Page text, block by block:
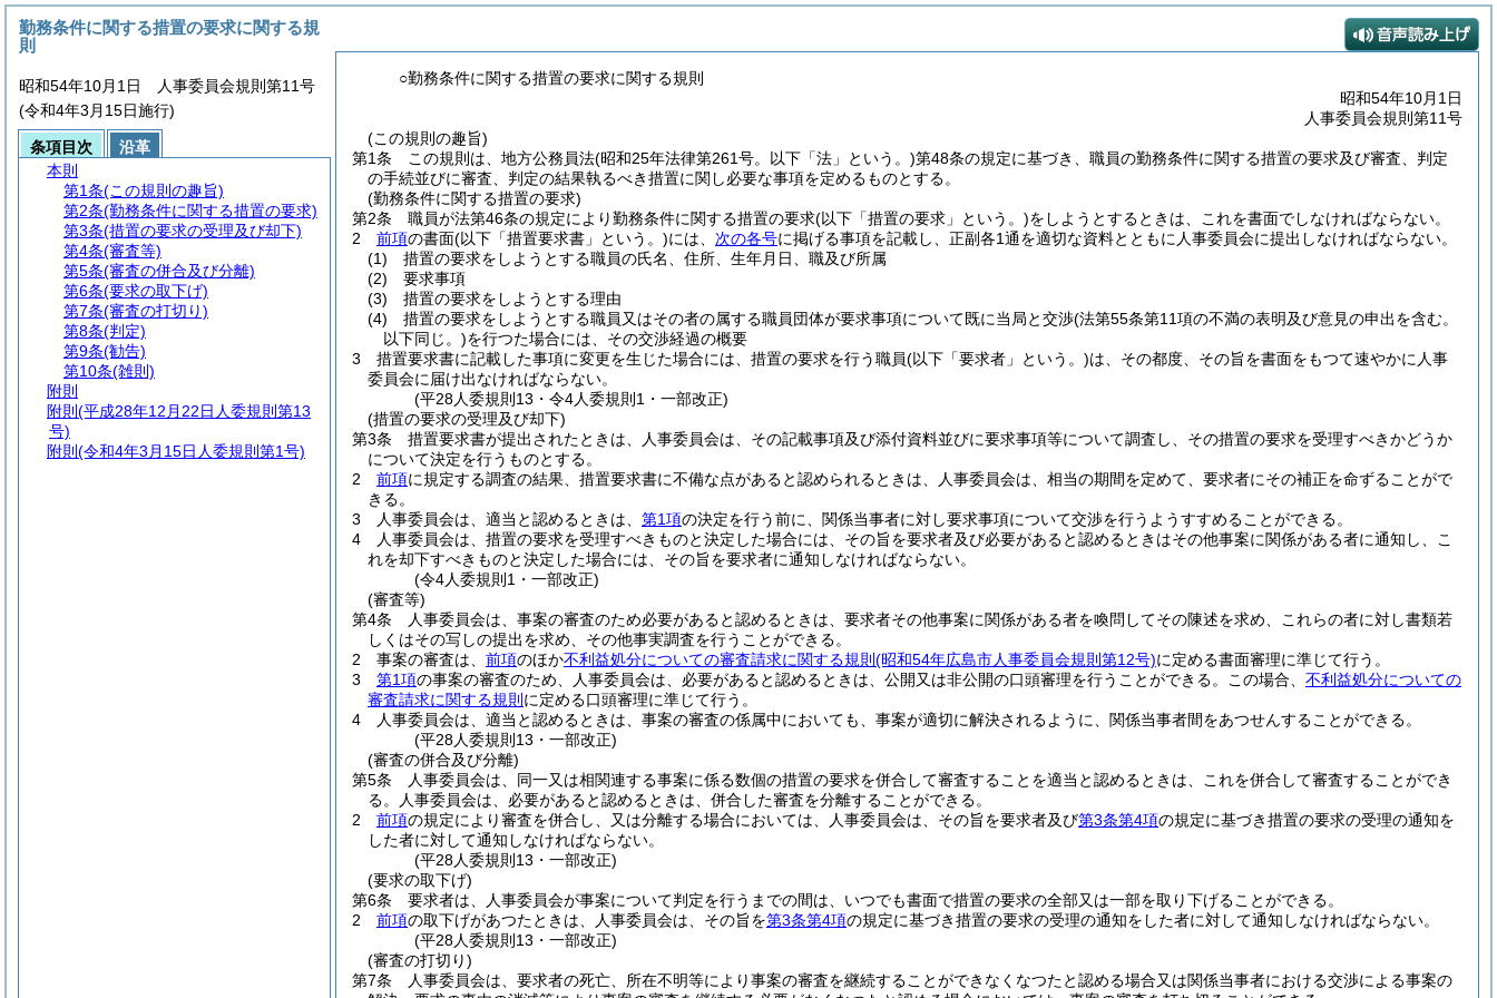
○勤務条件に関する措置の要求に関する規則
昭和54年10月1日
人事委員会規則第11号
(この規則の趣旨)
第1条
この規則は、地方公務員法(昭和25年法律第261号。以下「法」という。)第48条の規定に基づき、職員の勤務条件に関する措置の要求及び審査、判定
の手続並びに審査、判定の結果執るべき措置に関し必要な事項を定めるものとする。
(勤務条件に関する措置の要求)
第2条
職員が法第46条の規定により勤務条件に関する措置の要求(以下「措置の要求」という。)をしようとするときは、これを書面でしなければならない。
2
前項の書面(以下「措置要求書」という。)には、 次の各号に掲げる事項を記載し、正副各1通を適切な資料とともに人事委員会に提出しなければならない。
(1)
措置の要求をしようとする職員の氏名、住所、生年月日、職及び所属
(2)
要求事項
(3)
措置の要求をしようとする理由
(4)
措置の要求をしようとする職員又はその者の属する職員団体が要求事項について既に当局と交渉(法第55条第11項の不満の表明及び意見の申出を含む。
以下同じ。)を行つた場合には、その交渉経過の概要
3
措置要求書に記載した事項に変更を生じた場合には、措置の要求を行う職員(以下「要求者」という。)は、その都度、その旨を書面をもつて速やかに人事
委員会に届け出なければならない。
(平28人委規則13・令4人委規則1・一部改正)
(措置の要求の受理及び却下)
第3条
措置要求書が提出されたときは、人事委員会は、その記載事項及び添付資料並びに要求事項等について調査し、その措置の要求を受理すべきかどうか
について決定を行うものとする。
2
前項に規定する調査の結果、措置要求書に不備な点があると認められるときは、人事委員会は、相当の期間を定めて、要求者にその補正を命ずることがで
きる。
3
人事委員会は、適当と認めるときは、 第1項の決定を行う前に、関係当事者に対し要求事項について交渉を行うようすすめることができる。
4
人事委員会は、措置の要求を受理すべきものと決定した場合には、その旨を要求者及び必要があると認めるときはその他事案に関係がある者に通知し、こ
れを却下すべきものと決定した場合には、その旨を要求者に通知しなければならない。
(令4人委規則1・一部改正)
(審査等)
第4条
人事委員会は、事案の審査のため必要があると認めるときは、要求者その他事案に関係がある者を喚問してその陳述を求め、これらの者に対し書類若
しくはその写しの提出を求め、その他事実調査を行うことができる。
2
事案の審査は、 前項のほか不利益処分についての審査請求に関する規則 (昭和54年広島市人事委員会規則第12号)に定める書面審理に準じて行う。
3
第1項の事案の審査のため、人事委員会は、必要があると認めるときは、公開又は非公開の口頭審理を行うことができる。 この場合、 不利益処分についての
審査請求に関する規則 に定める口頭審理に準じて行う。
4
人事委員会は、適当と認めるときは、事案の審査の係属中においても、事案が適切に解決されるように、関係当事者間をあつせんすることができる。
(平28人委規則13・一部改正)
(審査の併合及び分離)
第5条
人事委員会は、同一又は相関連する事案に係る数個の措置の要求を併合して審査することを適当と認めるときは、これを併合して審査することができ
る。
人事委員会は、必要があると認めるときは、併合した審査を分離することができる。
2
前項の規定により審査を併合し、又は分離する場合においては、人事委員会は、その旨を要求者及び第3条第4項の規定に基づき措置の要求の受理の通知を
した者に対して通知しなければならない。
(平28人委規則13・一部改正)
(要求の取下げ)
第6条
要求者は、人事委員会が事案について判定を行うまでの間は、いつでも書面で措置の要求の全部又は一部を取り下げることができる。
2
前項の取下げがあつたときは、人事委員会は、その旨を第3条第4項の規定に基づき措置の要求の受理の通知をした者に対して通知しなければならない。
(平28人委規則13・一部改正)
(審査の打切り)
第7条
人事委員会は、要求者の死亡、所在不明等により事案の審査を継続することができなくなつたと認める場合又は関係当事者における交渉による事案の
勤務条件に関する措置の要求に関する規
則
昭和54年10月1日 人事委員会規則第11号
(令和4年3月15日施行)
条項目次
沿革
本則
第1条(この規則の趣旨)
第2条(勤務条件に関する措置の要求)
第3条(措置の要求の受理及び却下)
第4条(審査等)
第5条(審査の併合及び分離)
第6条(要求の取下げ)
第7条(審査の打切り)
第8条(判定)
第9条(勧告)
第10条(雑則)
附則
附則 (平成28年12月22日人委規則第13
号)
附則 (令和4年3月15日人委規則第1号)